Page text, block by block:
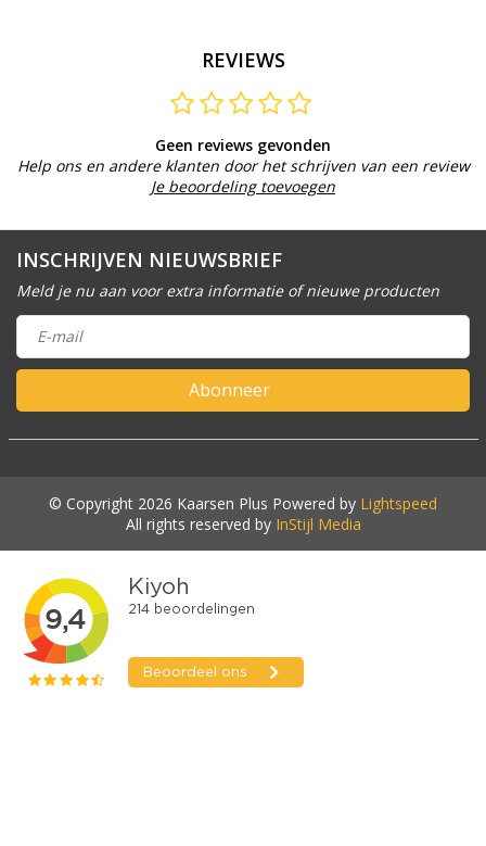
REVIEWS
Geen reviews gevonden
Help ons en andere klanten door het schrijven van een review
Je beoordeling toevoegen
INSCHRIJVEN NIEUWSBRIEF
Meld je nu aan voor extra informatie of nieuwe producten
Abonneer
© Copyright 2026 Kaarsen Plus Powered by Lightspeed
All rights reserved by InStijl Media